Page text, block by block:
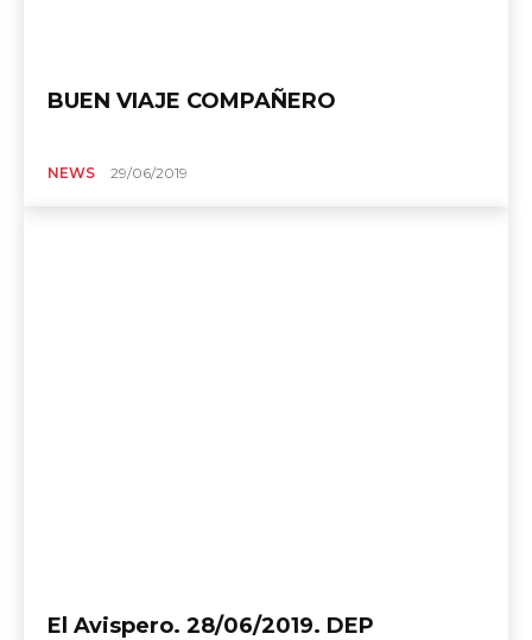
BUEN VIAJE COMPAÑERO
NEWS 29/06/2019
El Avispero. 28/06/2019. DEP